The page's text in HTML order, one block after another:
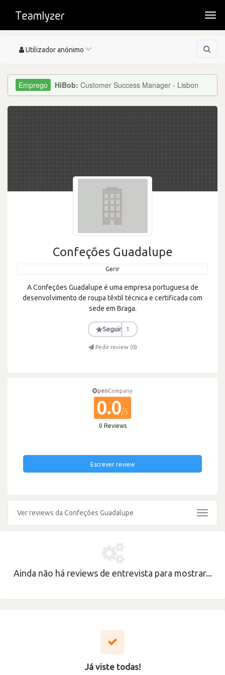
Toggle
Utilizador anónimo
HiBob: Customer Success Manager - Lisbon
Confeções Guadalupe
Gerir
A Confeções Guadalupe é uma empresa portuguesa de
desenvolvimento de roupa têxtil técnica e certificada com
sede em Braga.
★Seguir 1
Pedir review (0)
penCompany
0.0/5
0 Reviews
Escrever review
Ver reviews da Confeções Guadalupe
Toggle
Ainda não há reviews de entrevista para mostrar...
Já viste todas!